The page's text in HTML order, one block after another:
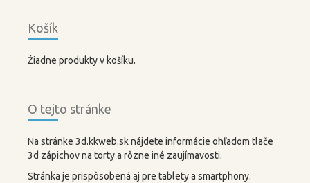
Košík
Žiadne produkty v košíku.
O tejto stránke
Na stránke 3d.kkweb.sk nájdete informácie ohľadom tlače
3d zápichov na torty a rôzne iné zaujímavosti.
Stránka je prispôsobená aj pre tablety a smartphony.